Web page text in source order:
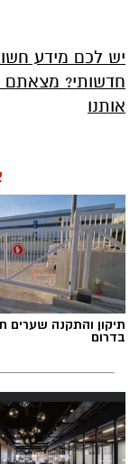
יש לכם מידע
חדשותי?
אותנו
תיקון והתקנה שערים
בדרום